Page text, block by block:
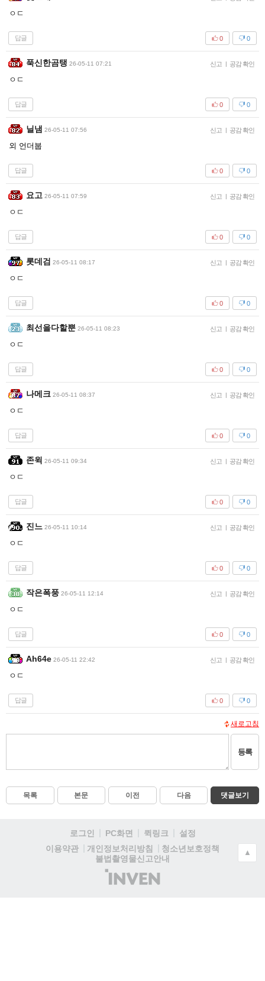
ㅇㄷ
답글 0
0
푹신한곰탱 26-05-11 07:21 신고 | 공감 확인
ㅇㄷ
답글 0
0
닐냄 26-05-11 07:56 신고 | 공감 확인
외 언더붑
답글 0
0
요고 26-05-11 07:59 신고 | 공감 확인
ㅇㄷ
답글 0
0
롯데검 26-05-11 08:17 신고 | 공감 확인
ㅇㄷ
답글 0
0
최선을다할뿐 26-05-11 08:23 신고 | 공감 확인
ㅇㄷ
답글 0
0
나메크 26-05-11 08:37 신고 | 공감 확인
ㅇㄷ
답글 0
0
존윅 26-05-11 09:34 신고 | 공감 확인
ㅇㄷ
답글 0
0
진느 26-05-11 10:14 신고 | 공감 확인
ㅇㄷ
답글 0
0
작은폭풍 26-05-11 12:14 신고 | 공감 확인
ㅇㄷ
답글 0
0
Ah64e 26-05-11 22:42 신고 | 공감 확인
ㅇㄷ
답글 0
0
새로고침
등록
목록 본문 이전 다음 댓글보기
로그인 PC화면 퀵링크
설정
이용약관
개인정보처리방침
청소년보호정책
불법촬영물신고안내
(주)
인
▲